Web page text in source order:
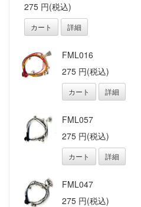
275 円(税込)
カート 詳細
FML016
275 円(税込)
カート 詳細
FML057
275 円(税込)
カート 詳細
FML047
275 円(税込)